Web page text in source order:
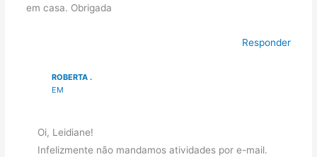
em casa. Obrigada
Responder
ROBERTA .
EM
Oi, Leidiane!
Infelizmente não mandamos atividades por e-mail.